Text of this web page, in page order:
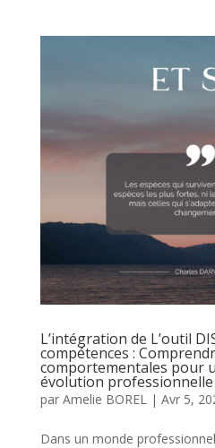
L’intégration de L’outil
compétences :
comportementales pour
évolution professionnelle
par Amelie BOREL | Avr 5,
Dans un monde